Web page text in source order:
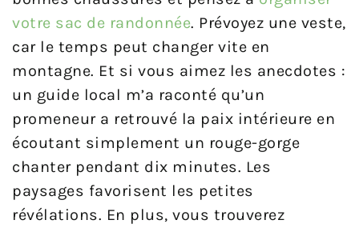
votre sac de randonnée. Prévoyez une veste,
car le temps peut changer vite en
montagne. Et si vous aimez les anecdotes :
un guide local m’a raconté qu’un
promeneur a retrouvé la paix intérieure en
écoutant simplement un rouge-gorge
chanter pendant dix minutes. Les
paysages favorisent les petites
révélations. En plus, vous trouverez